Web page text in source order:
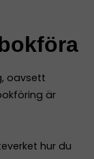
oavsett
är
hur du